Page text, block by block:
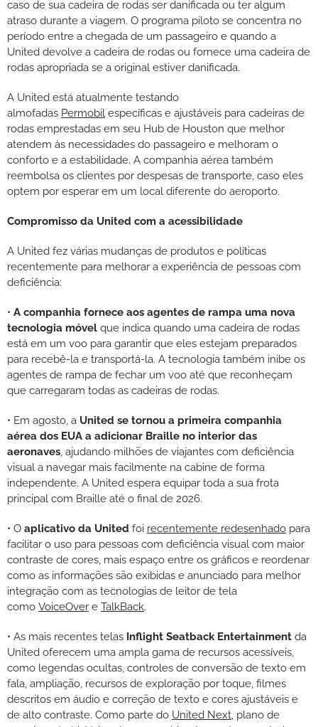
caso de sua cadeira de rodas ser danificada ou ter algum
atraso durante a viagem. O programa piloto se concentra no
período entre a chegada de um passageiro e quando a
United devolve a cadeira de rodas ou fornece uma cadeira de
rodas apropriada se a original estiver danificada.
A United está atualmente testando
almofadas Permobil específicas e ajustáveis para cadeiras de
rodas emprestadas em seu Hub de Houston que melhor
atendem às necessidades do passageiro e melhoram o
conforto e a estabilidade. A companhia aérea também
reembolsa os clientes por despesas de transporte, caso eles
optem por esperar em um local diferente do aeroporto.
Compromisso da United com a acessibilidade
A United fez várias mudanças de produtos e políticas
recentemente para melhorar a experiência de pessoas com
deficiência:
• A companhia fornece aos agentes de rampa uma nova
tecnologia móvel que indica quando uma cadeira de rodas
está em um voo para garantir que eles estejam preparados
para recebê-la e transportá-la. A tecnologia também inibe os
agentes de rampa de fechar um voo até que reconheçam
que carregaram todas as cadeiras de rodas.
• Em agosto, a United se tornou a primeira companhia
aérea dos EUA a adicionar Braille no interior das
aeronaves, ajudando milhões de viajantes com deficiência
visual a navegar mais facilmente na cabine de forma
independente. A United espera equipar toda a sua frota
principal com Braille até o final de 2026.
• O aplicativo da United foi recentemente redesenhado para
facilitar o uso para pessoas com deficiência visual com maior
contraste de cores, mais espaço entre os gráficos e reordenar
como as informações são exibidas e anunciado para melhor
integração com as tecnologias de leitor de tela
como VoiceOver e TalkBack.
• As mais recentes telas Inflight Seatback Entertainment da
United oferecem uma ampla gama de recursos acessíveis,
como legendas ocultas, controles de conversão de texto em
fala, ampliação, recursos de exploração por toque, filmes
descritos em áudio e correção de texto e cores ajustáveis e
de alto contraste. Como parte do United Next, plano de